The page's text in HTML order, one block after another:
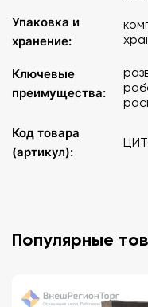
Упаковка и
хранение:
Ключевые
преимущества:
Код товара
(артикул):
Популярные